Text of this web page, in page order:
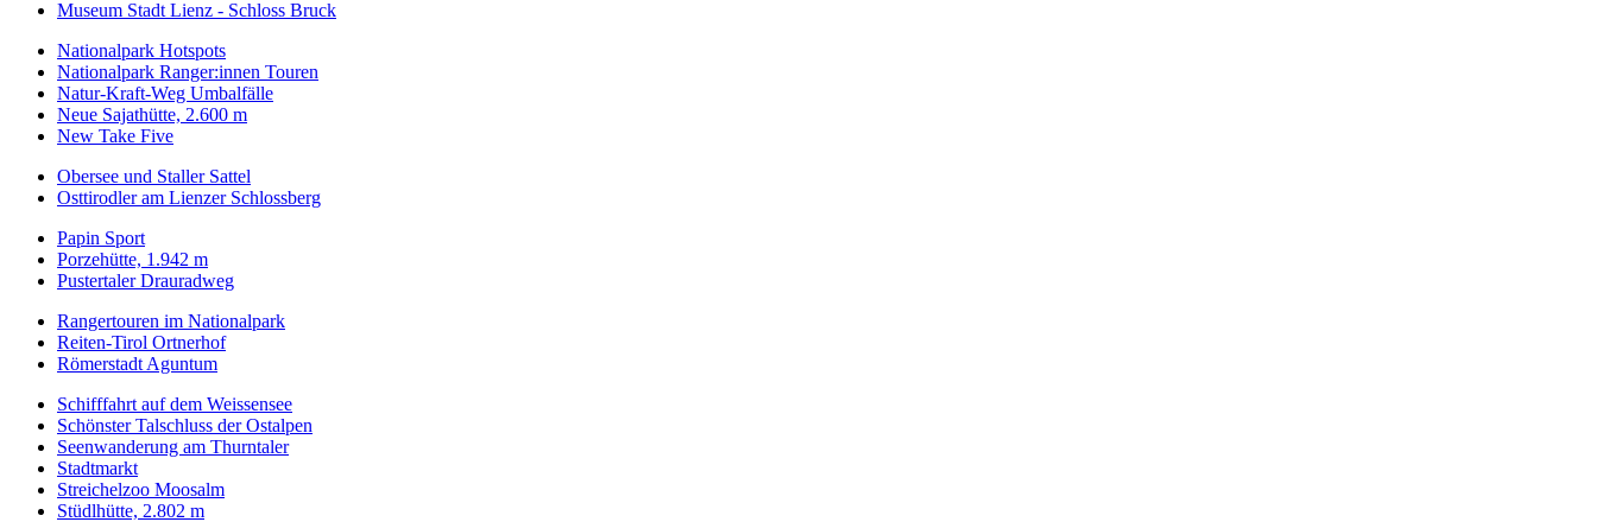
Museum Stadt Lienz - Schloss Bruck
Nationalpark Hotspots
Nationalpark Ranger:innen Touren
Natur-Kraft-Weg Umbalfälle
Neue Sajathütte, 2.600 m
New Take Five
Obersee und Staller Sattel
Osttirodler am Lienzer Schlossberg
Papin Sport
Porzehütte, 1.942 m
Pustertaler Drauradweg
Rangertouren im Nationalpark
Reiten-Tirol Ortnerhof
Römerstadt Aguntum
Schifffahrt auf dem Weissensee
Schönster Talschluss der Ostalpen
Seenwanderung am Thurntaler
Stadtmarkt
Streichelzoo Moosalm
Stüdlhütte, 2.802 m